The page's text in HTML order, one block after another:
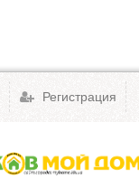
Регистрация